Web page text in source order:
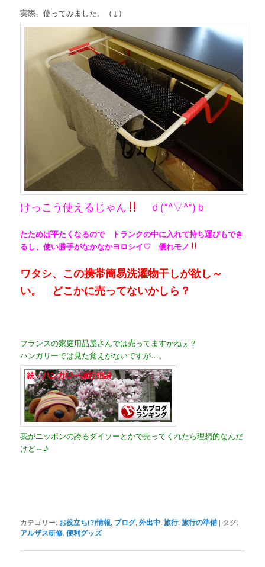
実際、使ってみました。（↓）
けっこう使えるじゃん ｄ(*^▽^*)ｂ
たためば平たくなるので トランクの中に入れて持ち運びもでき
るし、使い勝手がなかなかヨロシイ♡ 優れモノ
ワタシ、この携帯簡易洗濯物干しが欲し～
い。 どこかに売ってないかしら？
フランスの家庭用品屋さんでは売ってますかねぇ？
ハンガリーでは見た覚えがないですが…。
我がニッポンの誇るダイソーとかで売ってくれたら理想的なんだ
けど～♪
カテゴリー: お役立ち(?)情報, ブログ,外出中,旅行,旅行の準備 | タグ:
アルザス研修,便利グッズ